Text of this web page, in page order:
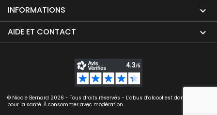
INFORMATIONS 
AIDE ET CONTACT 
© Nicole Bernard 2026 - Tous droits réservés - L’abus d’alcool est dangereux
pour la santé. À consommer avec modération.